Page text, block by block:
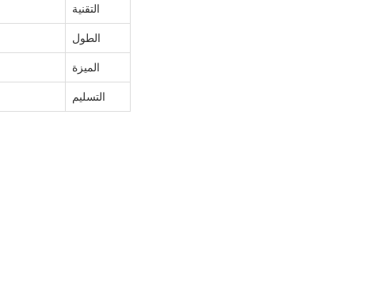
التقنية
الطول
الميزة
التسليم